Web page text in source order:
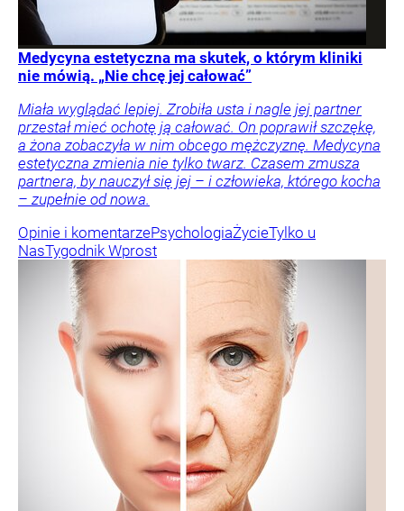
Medycyna estetyczna ma skutek, o którym kliniki
nie mówią. „Nie chcę jej całować”
Miała wyglądać lepiej. Zrobiła usta i nagle jej partner
przestał mieć ochotę ją całować. On poprawił szczękę,
a żona zobaczyła w nim obcego mężczyznę. Medycyna
estetyczna zmienia nie tylko twarz. Czasem zmusza
partnera, by nauczył się jej – i człowieka, którego kocha
– zupełnie od nowa.
Opinie i komentarzePsychologiaŻycieTylko u
NasTygodnik Wprost